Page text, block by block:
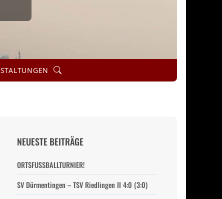
NEUESTE BEITRÄGE
ORTSFUSSBALLTURNIER!
SV Dürmentingen – TSV Riedlingen II 4:0 (3:0)